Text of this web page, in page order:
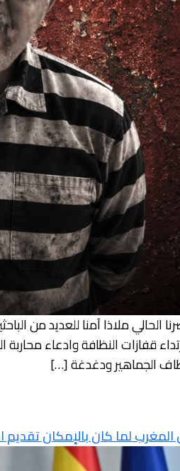
ملاذا آمنا للعديد من
قفازات النظافة وادعاء
الجماهير ودغدغة […]
المغرب لما كان بالإمكان